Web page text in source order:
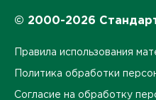
© 2000-2026
Правила использования
Политика обработки
Согласие на обработку